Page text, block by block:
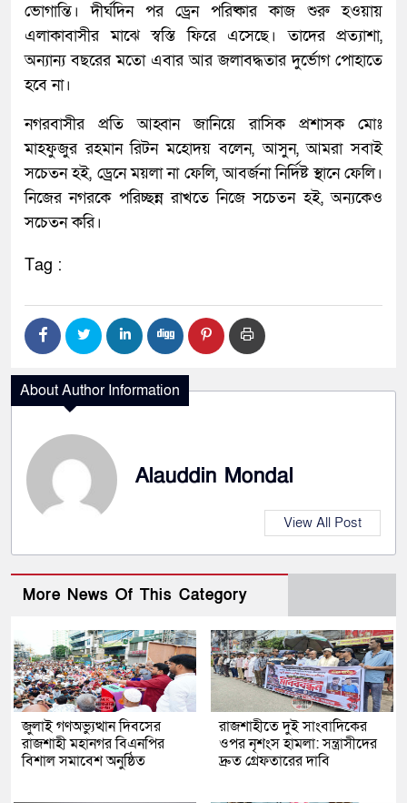
ভোগান্তি। দীর্ঘদিন পর ড্রেন পরিষ্কার কাজ শুরু হওয়ায়
এলাকাবাসীর মাঝে স্বস্তি ফিরে এসেছে। তাদের প্রত্যাশা,
অন্যান্য বছরের মতো এবার আর জলাবদ্ধতার দুর্ভোগ পোহাতে
হবে না।
নগরবাসীর প্রতি আহ্বান জানিয়ে রাসিক প্রশাসক মোঃ
মাহফুজুর রহমান রিটন মহোদয় বলেন, আসুন, আমরা সবাই
সচেতন হই, ড্রেনে ময়লা না ফেলি, আবর্জনা নির্দিষ্ট স্থানে ফেলি।
নিজের নগরকে পরিচ্ছন্ন রাখতে নিজে সচেতন হই, অন্যকেও
সচেতন করি।
Tag :
About Author Information
Alauddin Mondal
View All Post
More News Of This Category
জুলাই গণঅভ্যুত্থান দিবসের
রাজশাহী মহানগর বিএনপির
বিশাল সমাবেশ অনুষ্ঠিত
রাজশাহীতে দুই সাংবাদিকের
ওপর নৃশংস হামলা: সন্ত্রাসীদের
দ্রুত গ্রেফতারের দাবি